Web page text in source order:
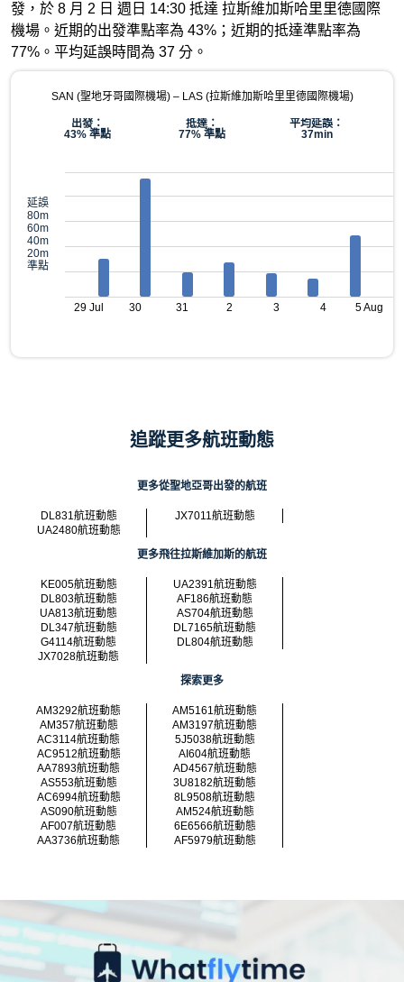
發，於 8 月 2 日 週日 14:30 抵達 拉斯維加斯哈里里德國際
機場。近期的出發準點率為 43%；近期的抵達準點率為
77%。平均延誤時間為 37 分。
SAN (聖地牙哥國際機場) – LAS (拉斯維加斯哈里里德國際機場)
出發：
43% 準點
抵達：
77% 準點
平均延誤：
37min
延誤
80m
60m
40m
20m
準點
29 Jul 30 31 2 3 4 5 Aug
追蹤更多航班動態
更多從聖地亞哥出發的航班
DL831航班動態
JX7011航班動態
UA2480航班動態
更多飛往拉斯維加斯的航班
KE005航班動態
UA2391航班動態
DL803航班動態
AF186航班動態
UA813航班動態
AS704航班動態
DL347航班動態
DL7165航班動態
G4114航班動態
DL804航班動態
JX7028航班動態
探索更多
AM3292航班動態
AM5161航班動態
AM357航班動態
AM3197航班動態
AC3114航班動態
5J5038航班動態
AC9512航班動態
AI604航班動態
AA7893航班動態
AD4567航班動態
AS553航班動態
3U8182航班動態
AC6994航班動態
8L9508航班動態
AS090航班動態
AM524航班動態
AF007航班動態
6E6566航班動態
AA3736航班動態
AF5979航班動態